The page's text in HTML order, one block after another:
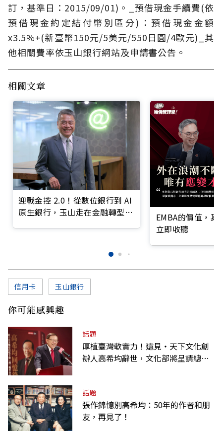
訂，基準日：2015/09/01)。_預借現金手續費(依
預借現金約定結付幣別區分)：預借現金金額
x3.5%+(新臺幣150元/5美元/550日圓/4歐元)_其
他相關費率依玉山銀行網站及申請書公告。
相關文章
迎戰金控 2.0！從數位銀行到 AI
原生銀行，玉山走在金融轉型最
EMBA的價值，
立即收聽
信用卡 玉山銀行
你可能感興趣
話題
厚植臺灣軟實力！遠見‧天下文化創
辦人高希均辭世，文化部將呈請總統
話題
張作錦憶別高希均：50年的作者和朋
友，再見了！